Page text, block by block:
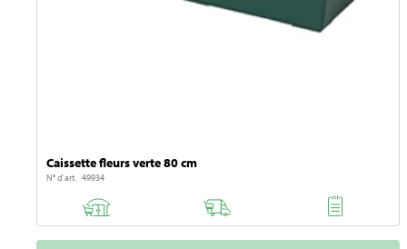
Caissette fleurs verte 80 cm
N° d'art. 49934